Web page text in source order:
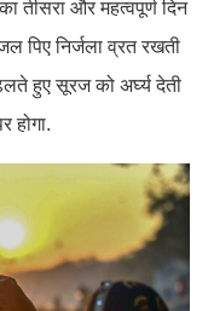
तीसरा और महत्वपूर्ण दिन
पिए निर्जला व्रत रखती
हुए सूरज को अर्घ्य देती
होगा.